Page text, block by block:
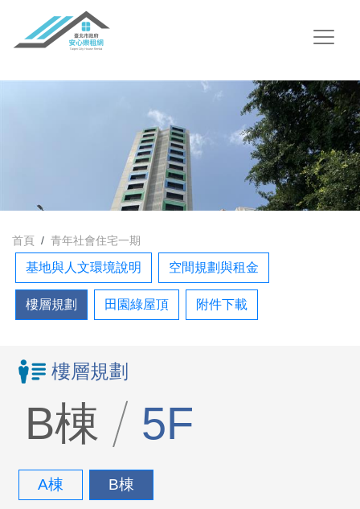
首頁 青年社會住宅一期
基地與人文環境說明 空間規劃與租金
樓層規劃 田園綠屋頂 附件下載
樓層規劃
B棟 5F
A棟 B棟